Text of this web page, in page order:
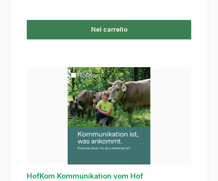
Nel carrello
HofKom Kommunikation vom Hof